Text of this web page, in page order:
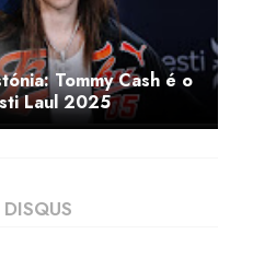
Tommy Cash é o
Laul 2025